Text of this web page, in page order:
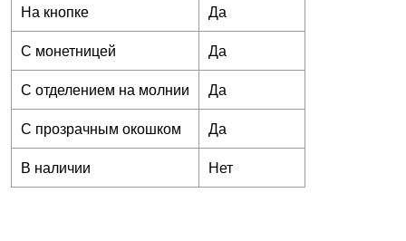
На кнопке
Да
С монетницей
Да
С отделением на молнии
Да
С прозрачным окошком
Да
В наличии
Нет